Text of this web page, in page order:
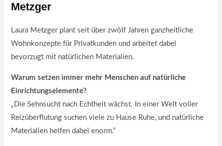
Metzger
Laura Metzger plant seit über zwölf Jahren ganzheitliche
Wohnkonzepte für Privatkunden und arbeitet dabei
bevorzugt mit natürlichen Materialien.
Warum setzen immer mehr Menschen auf natürliche
Einrichtungselemente?
„Die Sehnsucht nach Echtheit wächst. In einer Welt voller
Reizüberflutung suchen viele zu Hause Ruhe, und natürliche
Materialien helfen dabei enorm.“